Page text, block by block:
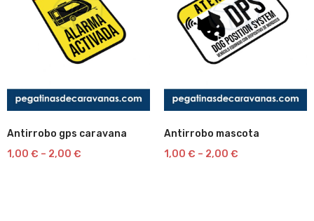
Antirrobo gps caravana
1,00 € – 2,00 €
Antirrobo mascota
1,00 € – 2,00 €